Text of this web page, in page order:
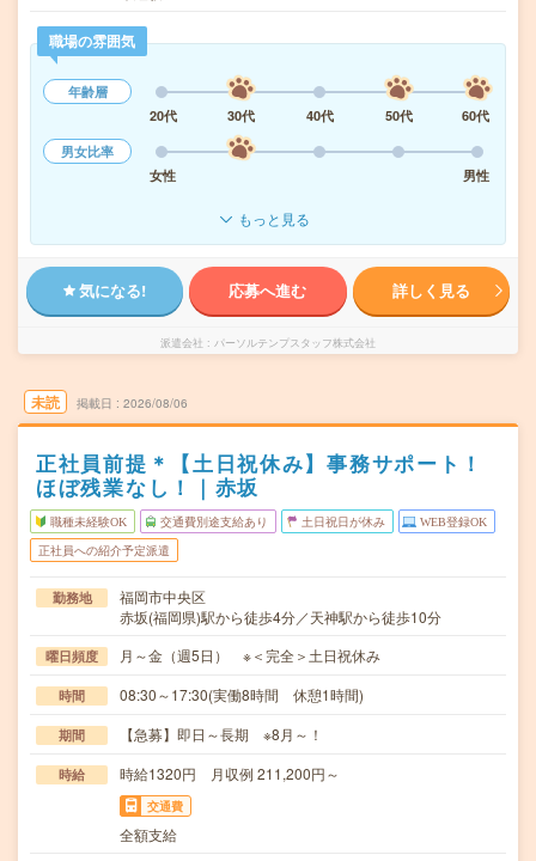
職場の雰囲気
年齢層
20代
30代 40代 50代
60代
男女比率
女性
男性
もっと見る
気になる! 応募へ進む 詳しく見る
派遣会社 パーソルテンプスタッフ株式会社
未読 掲載日 2026/08/06
正社員前提＊【土日祝休み】事務サポート！
ほぼ残業なし！｜赤坂
職種未経験OK 交通費別途支給あり 土日祝日が休み WEB登録OK
正社員への紹介予定派遣
勤務地
福岡市中央区
赤坂(福岡県)駅から徒歩4分／天神駅から徒歩10分
曜日頻度 月～金（週5日） ※＜完全＞土日祝休み
時間 08:30～17:30(実働8時間 休憩1時間)
期間 【急募】即日～長期 ※8月～！
時給 時給1320円 月収例 211,200円～
交通費
全額支給